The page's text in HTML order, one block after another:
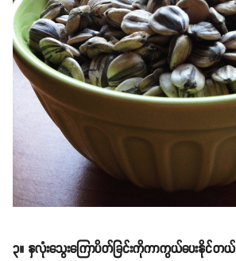
၃။ နှလုံးသွေးကြောပိတ်ခြင်းကိုကာကွယ်ပေးနိုင်တယ်